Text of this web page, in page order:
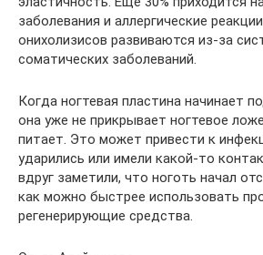
заболевания и аллергические
онихолизисов развиваются из-за
соматических заболеваний.
Когда ногтевая пластина начинает
она уже не прикрывает ногтевое
питает. Это может привести к
ударились или имели какой-то
вдруг заметили, что ноготь начал
как можно быстрее использовать
регенерирующие средства.